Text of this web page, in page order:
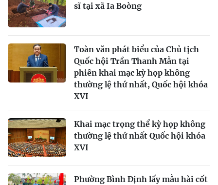
sĩ tại xã Ia Boòng
Toàn văn phát biểu của Chủ tịch
Quốc hội Trần Thanh Mẫn tại
phiên khai mạc kỳ họp không
thường lệ thứ nhất, Quốc hội khóa
XVI
Khai mạc trọng thể kỳ họp không
thường lệ thứ nhất Quốc hội khóa
XVI
Phường Bình Định lấy mẫu hài cốt